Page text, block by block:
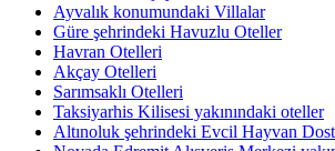
Ayvalık konumundaki Villalar
Güre şehrindeki Havuzlu Oteller
Havran Otelleri
Akçay Otelleri
Sarımsaklı Otelleri
Taksiyarhis Kilisesi yakınındaki oteller
Altınoluk şehrindeki Evcil Hayvan